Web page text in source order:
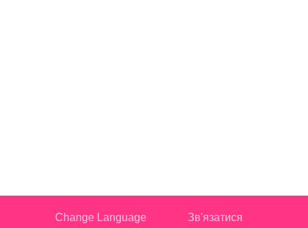
Change Language Зв'язатися